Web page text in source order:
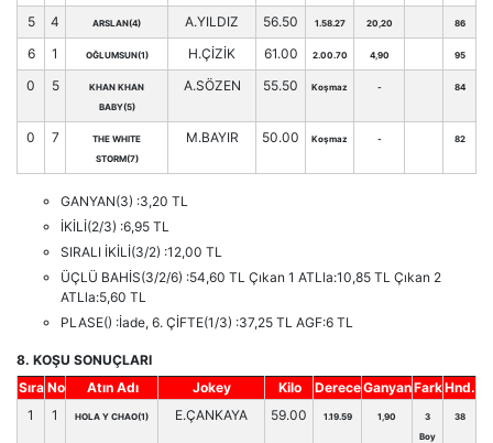
5 4 ARSLAN(4) A.YILDIZ 56.50 1.58.27 20,20 86
6 1 OĞLUMSUN(1) H.ÇİZİK 61.00 2.00.70 4,90 95
0 5
KHAN KHAN
BABY(5)
A.SÖZEN 55.50 Koşmaz - 84
0 7
THE WHITE
STORM(7)
M.BAYIR 50.00 Koşmaz - 82
GANYAN(3) :3,20 TL
İKİLİ(2/3) :6,95 TL
SIRALI İKİLİ(3/2) :12,00 TL
ÜÇLÜ BAHİS(3/2/6) :54,60 TL Çıkan 1 ATLla:10,85 TL Çıkan 2
ATLla:5,60 TL
PLASE() :İade, 6. ÇİFTE(1/3) :37,25 TL AGF:6 TL
8. KOŞU SONUÇLARI
Sıra No Atın Adı Jokey Kilo DereceGanyanFarkHnd.
1
1 HOLA Y CHAO(1) E.ÇANKAYA 59.00 1.19.59 1,90
3
Boy
38